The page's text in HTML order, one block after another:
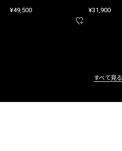
¥49,500 ¥31,900
すべて見る